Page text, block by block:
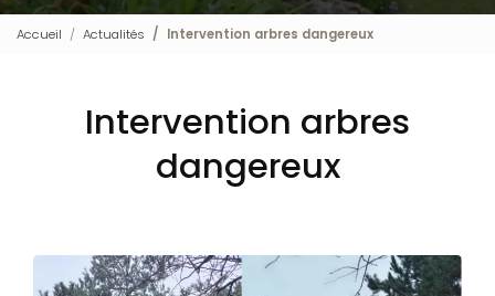
Accueil Actualités Intervention arbres dangereux
Intervention arbres
dangereux